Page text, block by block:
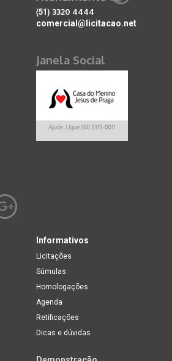
(51) 3320 4444
comercial@licitacao.net
Janela Social
Informativos
Licitações
Súmulas
Homologações
Agenda
Retificações
Dicas e dúvidas